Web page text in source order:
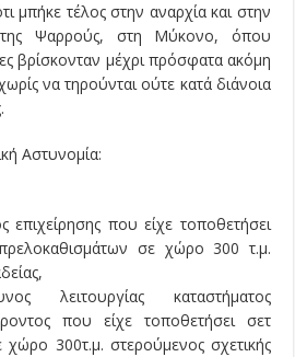
μπήκε τέλος στην αναρχία και στην
της Ψαρρούς, στη Μύκονο, όπου
βρίσκονταν μέχρι πρόσφατα ακόμη
να τηρούνται ούτε κατά διάνοια
Αστυνομία:
που είχε τοποθετήσει
σε χώρο 300 τ.μ.
λειτουργίας καταστήματος
που είχε τοποθετήσει σετ
300τ.μ. στερούμενος σχετικής